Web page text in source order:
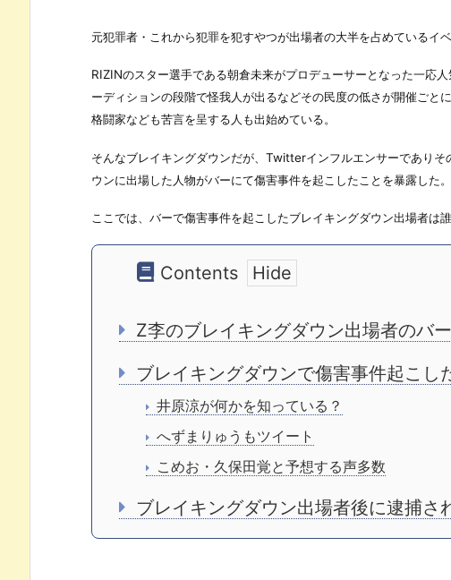
元犯罪者・これから犯罪を犯すやつが出場者の大半を占めているイ
RIZINのスター選手である朝倉未来がプロデューサーとなった一応
ーディションの段階で怪我人が出るなどその民度の低さが開催ごと
格闘家なども苦言を呈する人も出始めている。
そんなブレイキングダウンだが、Twitterインフルエンサーであり
ウンに出場した人物がバーにて傷害事件を起こしたことを暴露した。
ここでは、バーで傷害事件を起こしたブレイキングダウン出場者は
Contents
Z李のブレイキングダウン出場者のバ
ブレイキングダウンで傷害事件起こし
井原涼が何かを知っている？
へずまりゅうもツイート
こめお・久保田覚と予想する声多数
ブレイキングダウン出場者後に逮捕さ